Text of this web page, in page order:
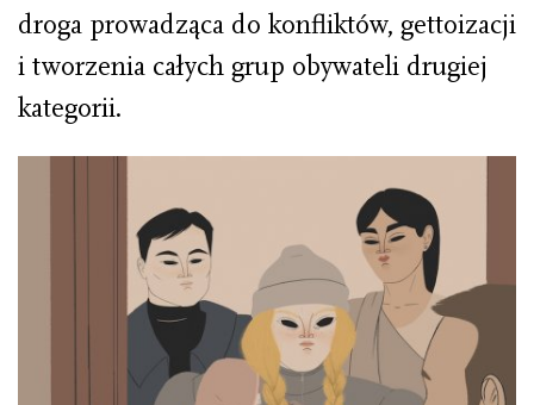
droga prowadząca do konfliktów, gettoizacji
i tworzenia całych grup obywateli drugiej
kategorii.